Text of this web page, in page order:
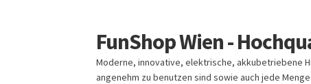
Zur
Navigation
springen
Zum
Inhalt
springen
FunShop Wien -
Moderne, innovative, elektrische, akkubetriebene
angenehm zu benutzen sind sowie auch jede